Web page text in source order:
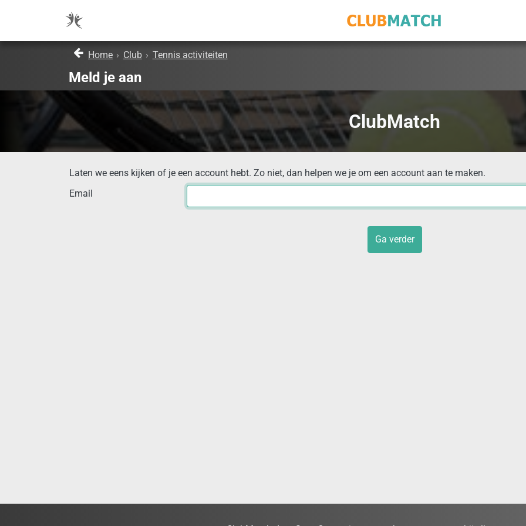
Home › Club › Tennis activiteiten
Meld je aan
ClubMatch
Laten we eens kijken of je een account hebt. Zo niet, dan helpen we je om een account aan te maken.
Email
Ga verder